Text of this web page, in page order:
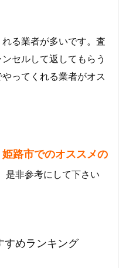
る業者が多いです。査
セルして返してもらう
ってくれる業者がオス
姫路市でのオススメの
是非参考にして下さい
すめランキング